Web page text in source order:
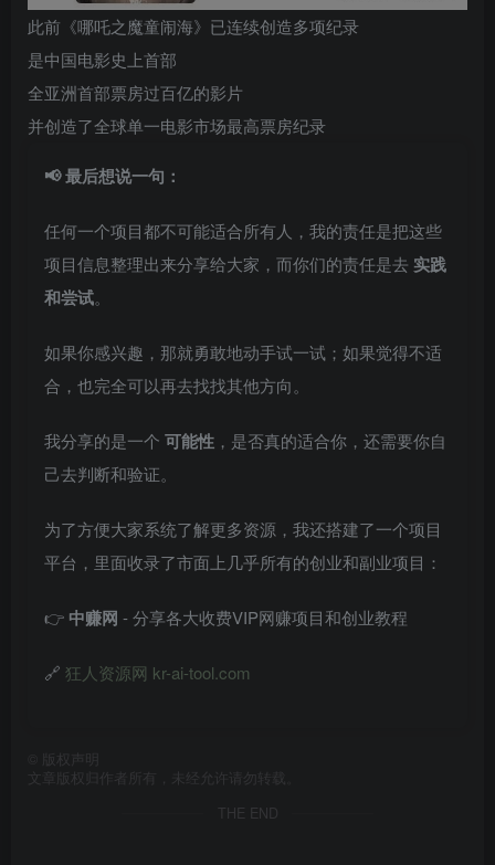
此前《哪吒之魔童闹海》已连续创造多项纪录
是中国电影史上首部
全亚洲首部票房过百亿的影片
并创造了全球单一电影市场最高票房纪录
📢 最后想说一句：
任何一个项目都不可能适合所有人，我的责任是把这些
项目信息整理出来分享给大家，而你们的责任是去 实践
和尝试。
如果你感兴趣，那就勇敢地动手试一试；如果觉得不适
合，也完全可以再去找找其他方向。
我分享的是一个 可能性 ，是否真的适合你，还需要你自
己去判断和验证。
为了方便大家系统了解更多资源，我还搭建了一个项目
平台，里面收录了市面上几乎所有的创业和副业项目：
👉 中赚网 - 分享各大收费VIP网赚项目和创业教程
🔗 狂人资源网 kr-ai-tool.com
版权声明
文章版权归作者所有，未经允许请勿转载。
THE END